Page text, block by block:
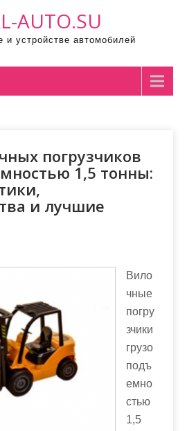
AUTO.SU
и устройстве автомобилей
погрузчиков
1,5 тонны:
и лучшие
Вило
чные
погру
зчики
грузо
подъ
емно
стью
1,5